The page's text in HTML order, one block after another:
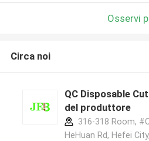
Osservi
Circa noi
QC Disposable
del produttore
316-318 Room,
HeHuan Rd, Hefei